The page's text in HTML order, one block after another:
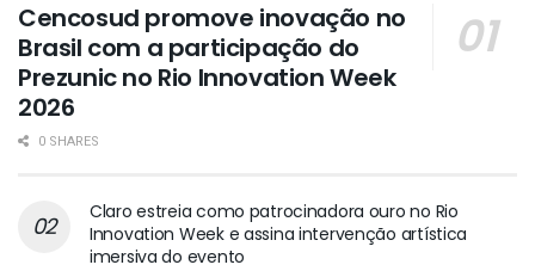
Cencosud promove inovação no
Brasil com a participação do
Prezunic no Rio Innovation Week
2026
0 SHARES
Claro estreia como patrocinadora ouro no Rio
Innovation Week e assina intervenção artística
imersiva do evento